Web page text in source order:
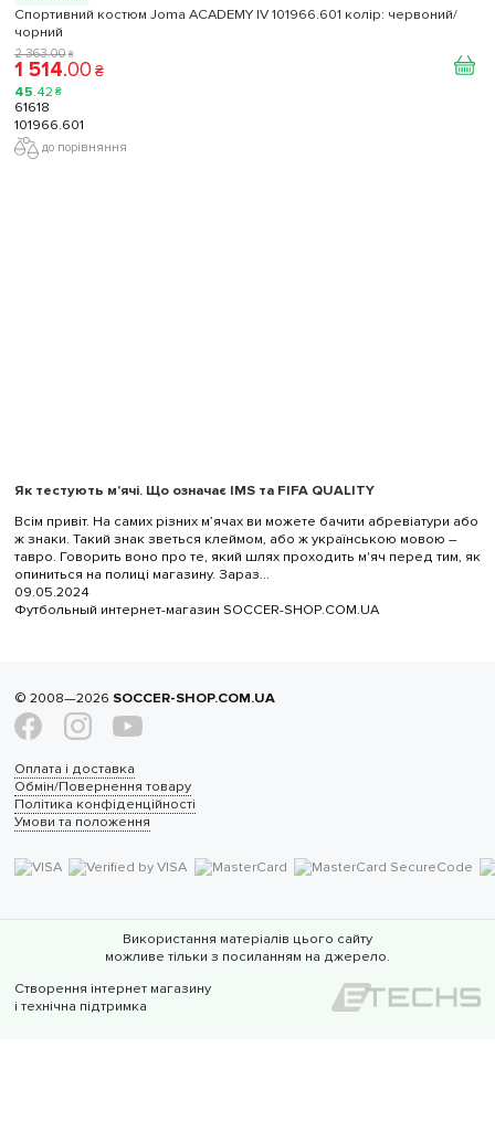
Спортивний костюм Joma ACADEMY IV 101966.601 колір: червоний/
чорний
2 363.00 ₴
1 514.00 ₴
45.42 ₴
61618
101966.601
до порівняння
Як тестують м'ячі. Що означає IMS та FIFA QUALITY
Всім привіт. На самих різних м’ячах ви можете бачити абревіатури або
ж знаки. Такий знак зветься клеймом, або ж українською мовою –
тавро. Говорить воно про те, який шлях проходить м'яч перед тим, як
опиниться на полиці магазину. Зараз...
09.05.2024
Футбольный интернет-магазин SOCCER-SHOP.COM.UA
© 2008—2026 SOCCER-SHOP.COM.UA
Оплата і доставка
Обмін/Повернення товару
Політика конфіденційності
Умови та положення
Використання матеріалів цього сайту
можливе тільки з посиланням на джерело.
Створення інтернет магазину
і технічна підтримка